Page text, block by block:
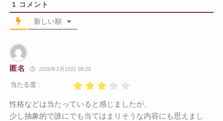
1 コメント
新しい順
匿名 2026年2月10日 09:20
当たる度 :
性格などは当たっていると感じましたが、
少し抽象的で誰にでも当てはまりそうな内容にも思えまし